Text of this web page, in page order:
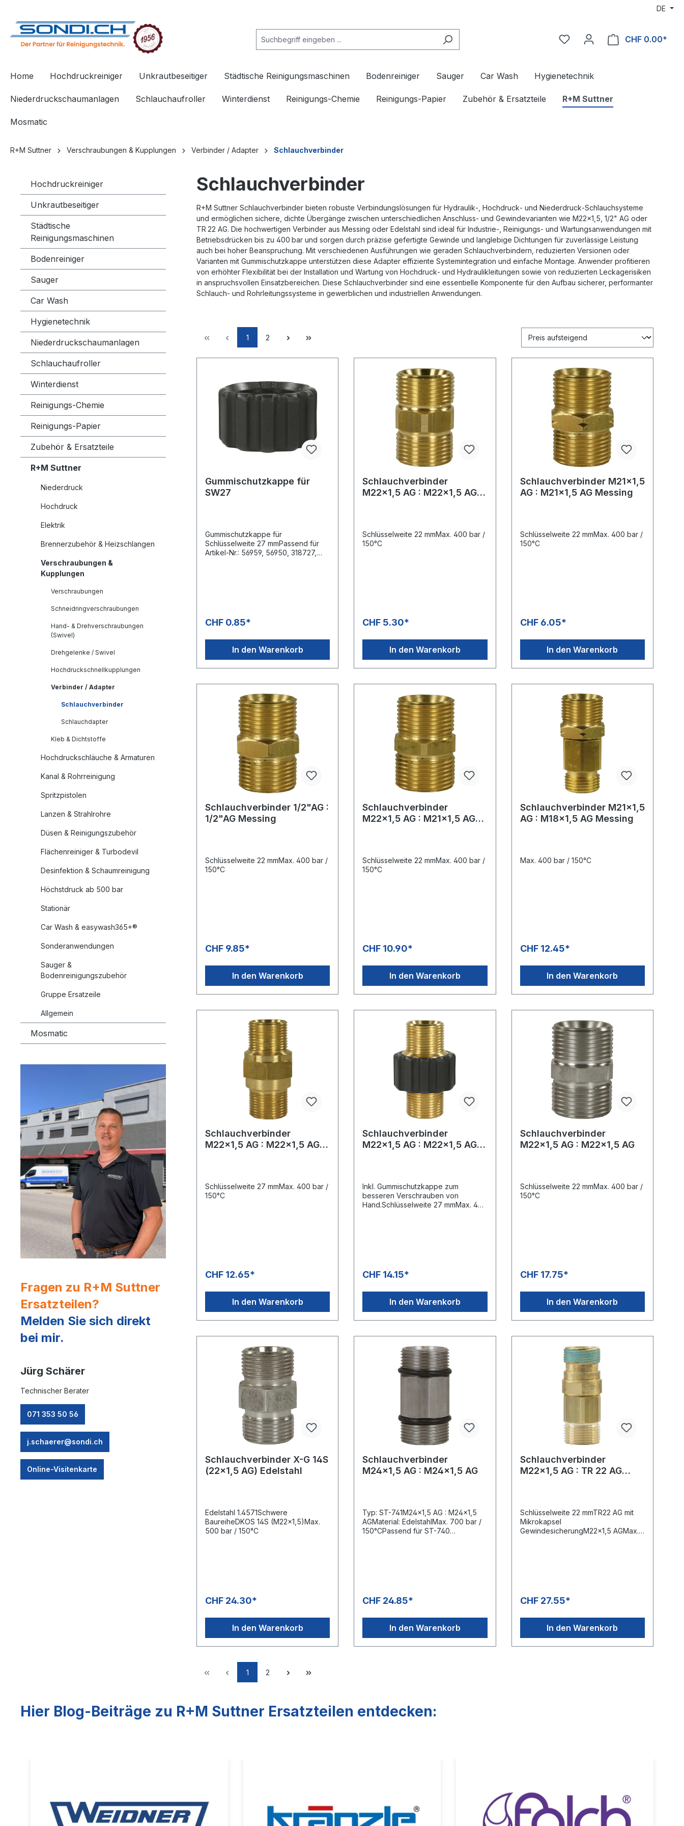
DE
CHF 0.00*
Home Hochdruckreiniger Unkrautbeseitiger Städtische Reinigungsmaschinen Bodenreiniger Sauger Car Wash Hygienetechnik
Niederdruckschaumanlagen Schlauchaufroller Winterdienst Reinigungs-Chemie Reinigungs-Papier Zubehör & Ersatzteile R+M Suttner
Mosmatic
R+M Suttner Verschraubungen & Kupplungen Verbinder / Adapter Schlauchverbinder
Hochdruckreiniger
Unkrautbeseitiger
Städtische
Reinigungsmaschinen
Bodenreiniger
Sauger
Car Wash
Hygienetechnik
Niederdruckschaumanlagen
Schlauchaufroller
Winterdienst
Reinigungs-Chemie
Reinigungs-Papier
Zubehör & Ersatzteile
R+M Suttner
Niederdruck
Hochdruck
Elektrik
Brennerzubehör & Heizschlangen
Verschraubungen &
Kupplungen
Verschraubungen
Schneidringverschraubungen
Hand- & Drehverschraubungen
(Swivel)
Drehgelenke / Swivel
Hochdruckschnellkupplungen
Verbinder / Adapter
Schlauchverbinder
Schlauchdapter
Kleb & Dichtstoffe
Hochdruckschläuche & Armaturen
Kanal & Rohrreinigung
Spritzpistolen
Lanzen & Strahlrohre
Düsen & Reinigungszubehör
Flächenreiniger & Turbodevil
Desinfektion & Schaumreinigung
Höchstdruck ab 500 bar
Stationär
Car Wash & easywash365+®
Sonderanwendungen
Sauger &
Bodenreinigungszubehör
Gruppe Ersatzeile
Allgemein
Mosmatic
Fragen zu R+M Suttner
Ersatzteilen?
Melden Sie sich direkt
bei mir.
Jürg Schärer
Technischer Berater
071 353 50 56
j.schaerer@sondi.ch
Online-Visitenkarte
Schlauchverbinder
R+M Suttner Schlauchverbinder bieten robuste Verbindungslösungen für Hydraulik‑, Hochdruck‑ und Niederdruck‑Schlauchsysteme
und ermöglichen sichere, dichte Übergänge zwischen unterschiedlichen Anschluss‑ und Gewindevarianten wie M22x1,5, 1/2" AG oder
TR 22 AG. Die hochwertigen Verbinder aus Messing oder Edelstahl sind ideal für Industrie‑, Reinigungs‑ und Wartungsanwendungen mit
Betriebsdrücken bis zu 400 bar und sorgen durch präzise gefertigte Gewinde und langlebige Dichtungen für zuverlässige Leistung
auch bei hoher Beanspruchung. Mit verschiedenen Ausführungen wie geraden Schlauchverbindern, reduzierten Versionen oder
Varianten mit Gummischutzkappe unterstützen diese Adapter effiziente Systemintegration und einfache Montage. Anwender profitieren
von erhöhter Flexibilität bei der Installation und Wartung von Hochdruck‑ und Hydraulikleitungen sowie von reduzierten Leckagerisiken
in anspruchsvollen Einsatzbereichen. Diese Schlauchverbinder sind eine essentielle Komponente für den Aufbau sicherer, performanter
Schlauch‑ und Rohrleitungssysteme in gewerblichen und industriellen Anwendungen.
1 2
Gummischutzkappe für
SW27
Gummischutzkappe für
Schlüsselweite 27 mmPassend für
Artikel-Nr.: 56959, 56950, 318727,
CHF 0.85*
In den Warenkorb
Schlauchverbinder
M22x1,5 AG : M22x1,5 AG
Schlüsselweite 22 mmMax. 400 bar /
150°C
CHF 5.30*
In den Warenkorb
Schlauchverbinder M21x1,5
AG : M21x1,5 AG Messing
Schlüsselweite 22 mmMax. 400 bar /
150°C
CHF 6.05*
In den Warenkorb
Schlauchverbinder 1/2"AG :
1/2"AG Messing
Schlüsselweite 22 mmMax. 400 bar /
150°C
CHF 9.85*
In den Warenkorb
Schlauchverbinder
M22x1,5 AG : M21x1,5 AG
Schlüsselweite 22 mmMax. 400 bar /
150°C
CHF 10.90*
In den Warenkorb
Schlauchverbinder M21x1,5
AG : M18x1,5 AG Messing
Max. 400 bar / 150°C
CHF 12.45*
In den Warenkorb
Schlauchverbinder
M22x1,5 AG : M22x1,5 AG
Schlüsselweite 27 mmMax. 400 bar /
150°C
CHF 12.65*
In den Warenkorb
Schlauchverbinder
M22x1,5 AG : M22x1,5 AG
Inkl. Gummischutzkappe zum
besseren Verschrauben von
Hand.Schlüsselweite 27 mmMax. 400
CHF 14.15*
In den Warenkorb
Schlauchverbinder
M22x1,5 AG : M22x1,5 AG
Schlüsselweite 22 mmMax. 400 bar /
150°C
CHF 17.75*
In den Warenkorb
Schlauchverbinder X-G 14S
(22x1,5 AG) Edelstahl
Edelstahl 1.4571Schwere
BaureiheDKOS 14S (M22x1,5)Max.
500 bar / 150°C
CHF 24.30*
In den Warenkorb
Schlauchverbinder
M24x1,5 AG : M24x1,5 AG
Typ: ST-741M24x1,5 AG : M24x1,5
AGMaterial: EdelstahlMax. 700 bar /
150°CPassend für ST-740
CHF 24.85*
In den Warenkorb
Schlauchverbinder
M22x1,5 AG : TR 22 AG
Schlüsselweite 22 mmTR22 AG mit
Mikrokapsel
GewindesicherungM22x1,5 AGMax.
CHF 27.55*
In den Warenkorb
1 2
Hier Blog-Beiträge zu R+M Suttner Ersatzteilen entdecken: